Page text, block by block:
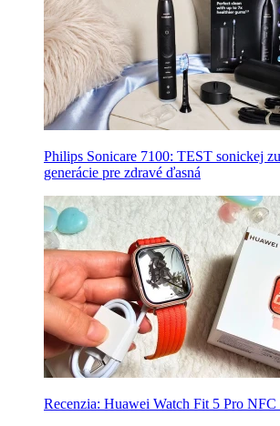
Philips Sonicare 7100: TEST sonickej
generácie pre zdravé ďasná
Recenzia: Huawei Watch Fit 5 Pro